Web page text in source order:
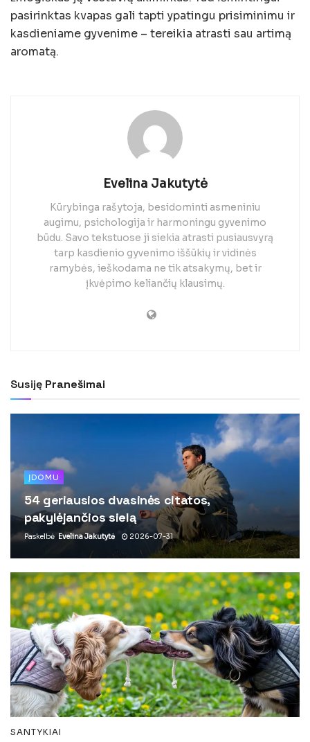
pasirinktas kvapas gali tapti ypatingu prisiminimu ir
kasdieniame gyvenime – tereikia atrasti sau artimą
aromatą.
Evelina Jakutytė
Kūrybinga rašytoja, besidominti asmeniniu
augimu, psichologija ir harmoningu gyvenimo
būdu. Savo tekstuose ji siekia atrasti pusiausvyrą
tarp kasdienio gyvenimo iššūkių ir vidinės
ramybės, ieškodama ne tik atsakymų, bet ir
įkvėpimo keliančių klausimų.
Susiję Pranešimai
ĮDOMU
54 geriausios dvasinės citatos,
pakylėjančios sielą
Paskelbė Evelina Jakutytė 2026-07-31
SANTYKIAI